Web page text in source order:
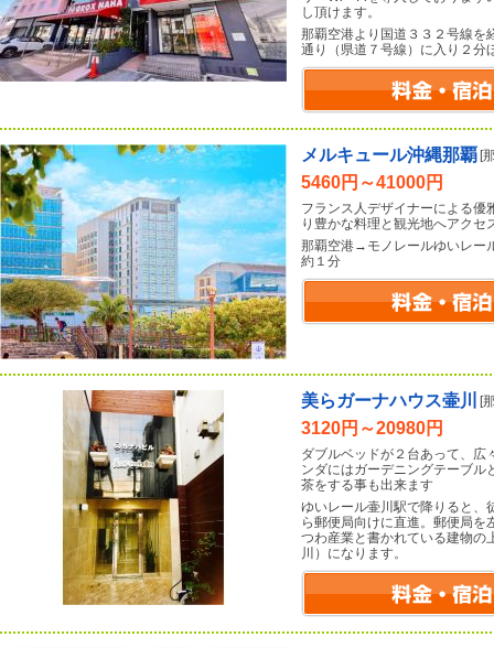
し頂けます。
那覇空港より国道３３２号線を
通り（県道７号線）に入り２分
メルキュール沖縄那覇 [
5460円～41000円
フランス人デザイナーによる優
り豊かな料理と観光地へアクセ
那覇空港→モノレールゆいレー
約１分
美らガーナハウス壷川 [
3120円～20980円
ダブルベッドが２台あって、広
ンダにはガーデニングテーブル
茶をする事も出来ます
ゆいレール壷川駅で降りると、
ら郵便局向けに直進。郵便局
つわ産業と書かれている建物の
川）になります。